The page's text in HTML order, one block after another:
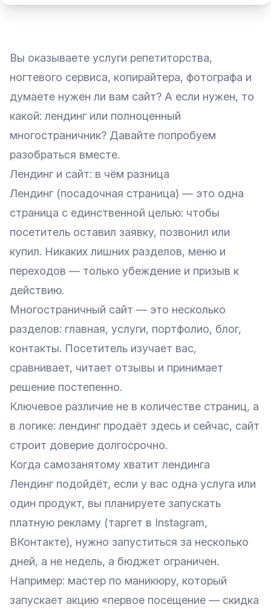
Вы оказываете услуги репетиторства,
ногтевого сервиса, копирайтера, фотографа и
думаете нужен ли вам сайт? А если нужен, то
какой: лендинг или полноценный
многостраничник? Давайте попробуем
разобраться вместе.
Лендинг и сайт: в чём разница
Лендинг (посадочная страница) — это одна
страница с единственной целью: чтобы
посетитель оставил заявку, позвонил или
купил. Никаких лишних разделов, меню и
переходов — только убеждение и призыв к
действию.
Многостраничный сайт — это несколько
разделов: главная, услуги, портфолио, блог,
контакты. Посетитель изучает вас,
сравнивает, читает отзывы и принимает
решение постепенно.
Ключевое различие не в количестве страниц, а
в логике: лендинг продаёт здесь и сейчас, сайт
строит доверие долгосрочно.
Когда самозанятому хватит лендинга
Лендинг подойдёт, если у вас одна услуга или
один продукт, вы планируете запускать
платную рекламу (таргет в Instagram,
ВКонтакте), нужно запуститься за несколько
дней, а не недель, а бюджет ограничен.
Например: мастер по маникюру, который
запускает акцию «первое посещение — скидка